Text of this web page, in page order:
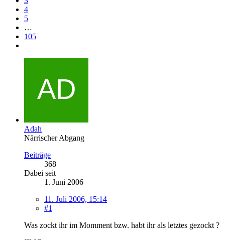
4
5
…
105
Adah
Närrischer Abgang
Beiträge
368
Dabei seit
1. Juni 2006
11. Juli 2006, 15:14
#1
Was zockt ihr im Momment bzw. habt ihr als letztes gezockt ?